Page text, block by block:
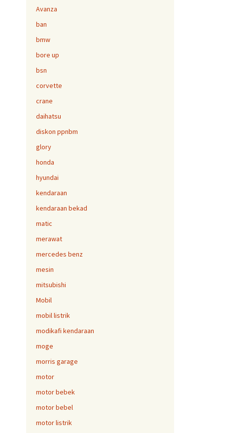
Avanza
ban
bmw
bore up
bsn
corvette
crane
daihatsu
diskon ppnbm
glory
honda
hyundai
kendaraan
kendaraan bekad
matic
merawat
mercedes benz
mesin
mitsubishi
Mobil
mobil listrik
modikafi kendaraan
moge
morris garage
motor
motor bebek
motor bebel
motor listrik